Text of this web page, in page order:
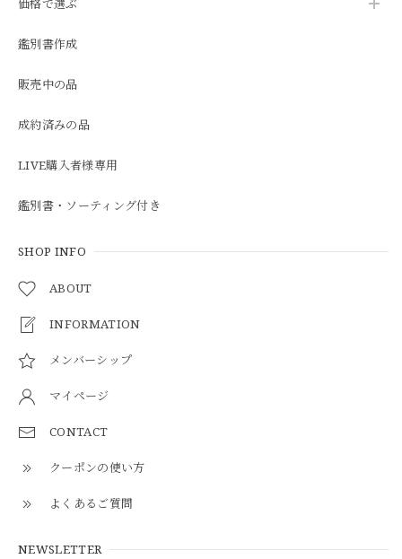
価格で選ぶ
鑑別書作成
販売中の品
成約済みの品
LIVE購入者様専用
鑑別書・ソーティング付き
SHOP INFO
ABOUT
INFORMATION
メンバーシップ
マイページ
CONTACT
クーポンの使い方
よくあるご質問
NEWSLETTER